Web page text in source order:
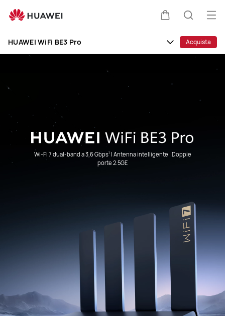
WiFi
Pro
Apri
il
HUAWEI WiFi BE3 Pro Acquista
Wi-Fi 7 dual-band a 3,6 Gbps1 | Antenna intelligente | Doppie
porte 2.5GE